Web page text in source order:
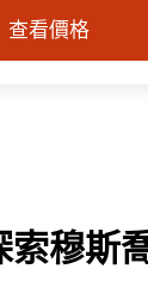
查看價格
索穆斯